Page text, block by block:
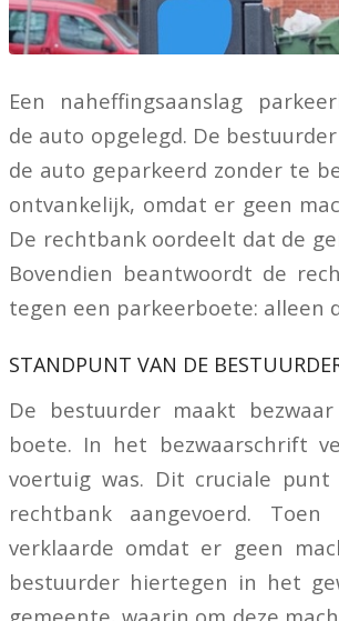
Een naheffingsaanslag
de auto opgelegd. De
de auto geparkeerd zonder te
ontvankelijk, omdat er geen
De rechtbank oordeelt dat de
Bovendien beantwoordt de
tegen een parkeerboete: alleen
STANDPUNT VAN DE
De bestuurder maakt
boete. In het bezwaarschrift
voertuig was. Dit cruciale
rechtbank aangevoerd.
verklaarde omdat er geen
bestuurder hiertegen in het